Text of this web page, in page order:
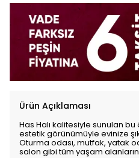
Ürün Açıklaması
Has Halı kalitesiyle sunulan
estetik görünümüyle evinize
Oturma odası, mutfak, yatak
salon gibi tüm yaşam